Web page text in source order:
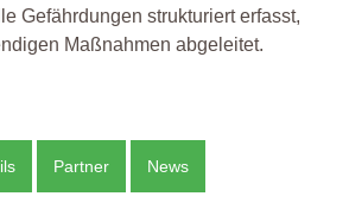
Gefährdungen strukturiert erfasst,
Maßnahmen abgeleitet.
Partner News